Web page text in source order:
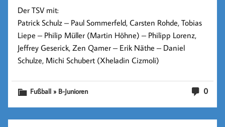
Der TSV mit:
Patrick Schulz – Paul Sommerfeld, Carsten Rohde, Tobias
Liepe – Philip Müller (Martin Höhne) – Philipp Lorenz,
Jeffrey Geserick, Zen Qamer – Erik Näthe – Daniel
Schulze, Michi Schubert (Xheladin Cizmoli)
0
Fußball » B-Junioren